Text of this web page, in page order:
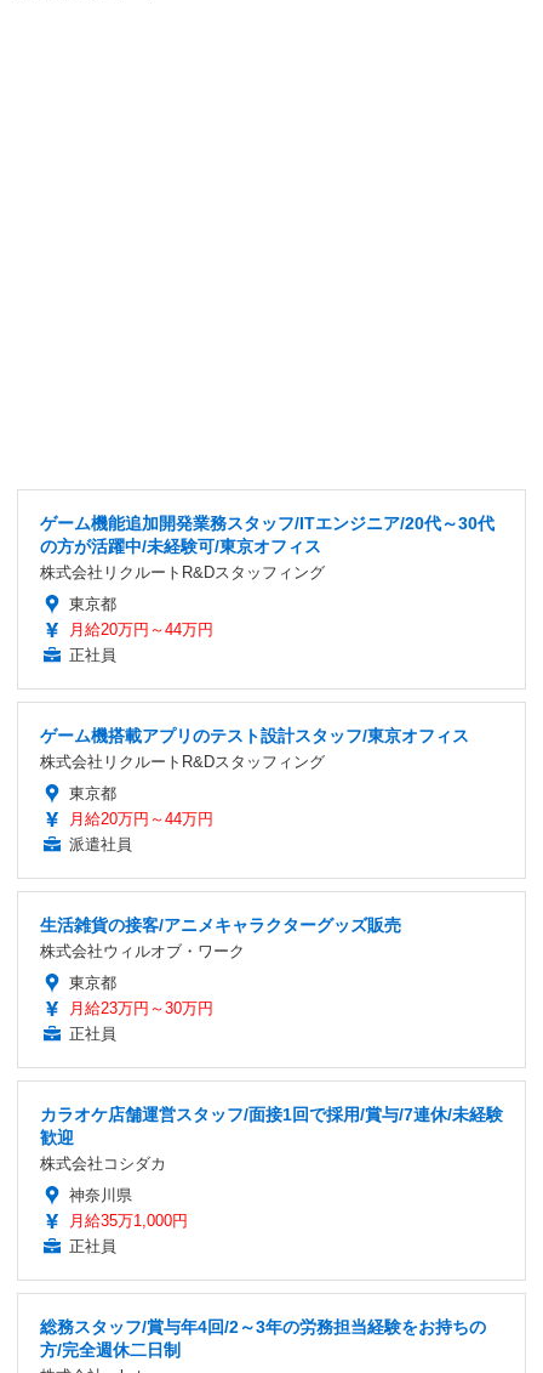
ゲーム機能追加開発業務スタッフ/ITエンジニア/20代～30代
の方が活躍中/未経験可/東京オフィス
株式会社リクルートR&Dスタッフィング
東京都
月給20万円～44万円
正社員
ゲーム機搭載アプリのテスト設計スタッフ/東京オフィス
株式会社リクルートR&Dスタッフィング
東京都
月給20万円～44万円
派遣社員
生活雑貨の接客/アニメキャラクターグッズ販売
株式会社ウィルオブ・ワーク
東京都
月給23万円～30万円
正社員
カラオケ店舗運営スタッフ/面接1回で採用/賞与/7連休/未経験
歓迎
株式会社コシダカ
神奈川県
月給35万1,000円
正社員
総務スタッフ/賞与年4回/2～3年の労務担当経験をお持ちの
方/完全週休二日制